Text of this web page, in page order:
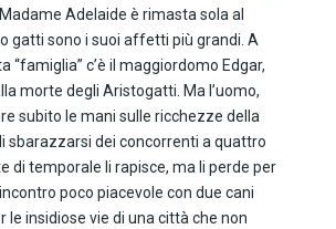
Adelaide è rimasta sola al
gatti sono i suoi affetti più grandi. A
“famiglia” c’è il maggiordomo Edgar,
morte degli Aristogatti. Ma l’uomo,
subito le mani sulle ricchezze della
sbarazzarsi dei concorrenti a quattro
di temporale li rapisce, ma li perde per
poco piacevole con due cani
le insidiose vie di una città che non